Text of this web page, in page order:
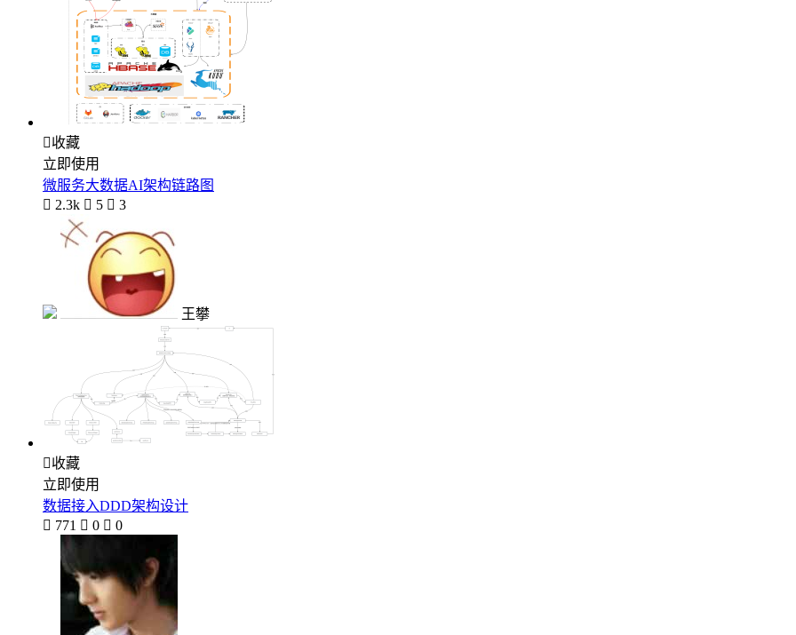
收藏
立即使用
微服务大数据AI架构链路图
 2.3k  5  3
王攀
收藏
立即使用
数据接入DDD架构设计
 771  0  0